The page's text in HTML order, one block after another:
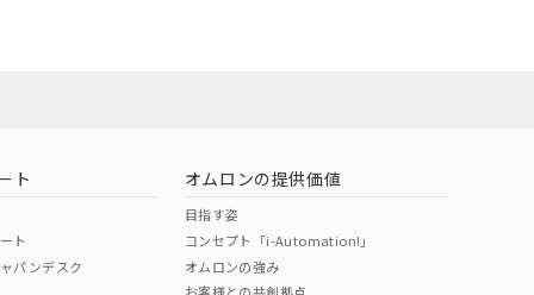
ト
ト
パンデスク
オムロンの提供価値
目指す姿
コンセプト「i-Automation!」
オムロンの強み